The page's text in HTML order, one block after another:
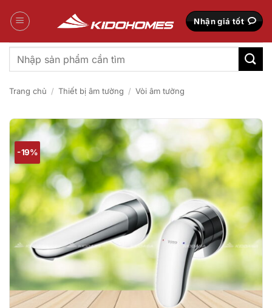
qua
Nhận giá tốt
Tìm
kiếm:
Trang chủ / Thiết bị âm tường / Vòi âm tường
-19%